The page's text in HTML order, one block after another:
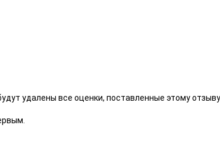
удалены все оценки, поставленные этому